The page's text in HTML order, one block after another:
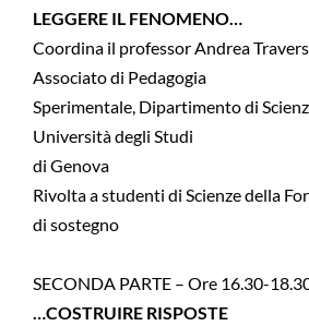
LEGGERE IL FENOMENO…
Coordina il professor Andrea
Associato di Pedagogia
Sperimentale, Dipartimento di
Università degli Studi
di Genova
Rivolta a studenti di Scienze della
di sostegno
SECONDA PARTE – Ore 16.30-
…COSTRUIRE RISPOSTE